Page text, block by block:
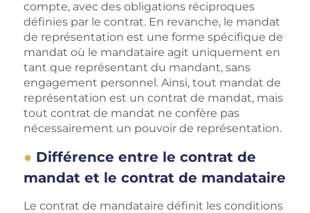
compte, avec des obligations réciproques
définies par le contrat. En revanche, le mandat
de représentation est une forme spécifique de
mandat où le mandataire agit uniquement en
tant que représentant du mandant, sans
engagement personnel. Ainsi, tout mandat de
représentation est un contrat de mandat, mais
tout contrat de mandat ne confère pas
nécessairement un pouvoir de représentation.
Différence entre le contrat de
mandat et le contrat de mandataire
Le contrat de mandataire définit les conditions